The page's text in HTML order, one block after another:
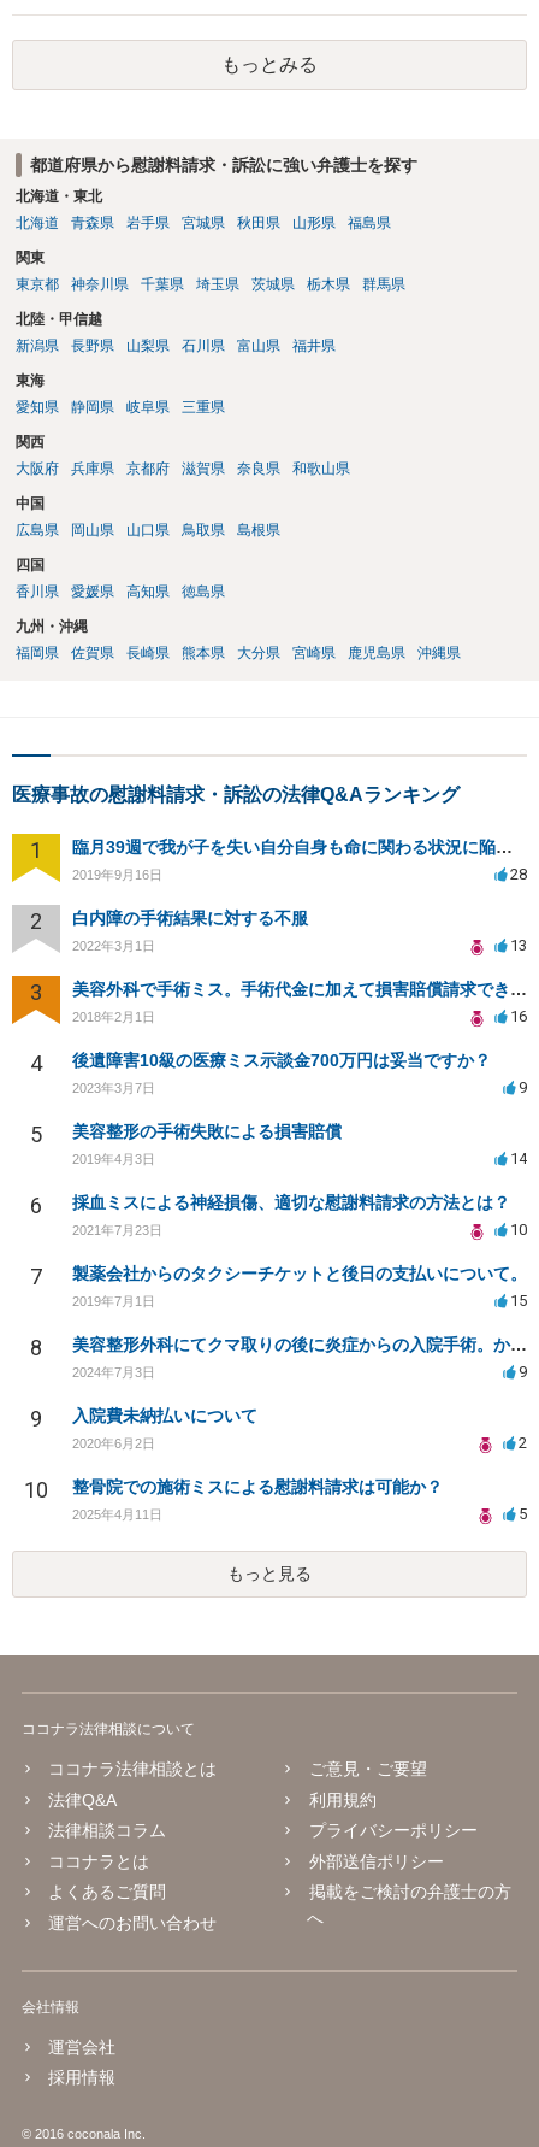
叶わなくなったことについては、慰謝料を主張したいところです。こ
の点、ご相談者様ご夫婦、特に奥様のご年齢は、主張内容に影響を及
ぼす要因となるでしょう。すなわち、加齢による妊孕性の低下や治療
開始時43歳未満という保険適用の制約からすれば、ご年齢が高ければ
がより大きくなると評価できるからです。 このように見積もられる慰
しょう。そうすると、金額については増額が見込まれるます。 以上述
べましたが、不妊治療における通院頻度、通院のタイミングの限定性
や診察、侵襲等の身体への負荷等の様々な負担は、相当程度女性側の
方が高いでしょう。奥様が（文面からご相談者様はご主人様と拝察し
をよく確認することが適切な解決に向かうためには重要だと考えま
す。
ず、あっても、一定の検討をしないと算定は難しいと思いますので、
一般的には無料相談で確度の高い回答は得られないと思われます。 現
在の提案額で不満という場合、一般的には弁護士に依頼をして訴訟と
いう手続きをとったほうが、時間と手間はかかりますが、賠償額は多
もっとみる
都道府県から慰謝料請求・訴訟に強い弁護士を探す
北海道・東北
北海道
青森県 岩手県 宮城県 秋田県 山形県 福島県
関東
東京都
神奈川県 千葉県 埼玉県 茨城県 栃木県 群馬県
北陸・甲信越
新潟県
長野県 山梨県 石川県 富山県 福井県
東海
愛知県
静岡県 岐阜県 三重県
関西
大阪府
兵庫県 京都府 滋賀県 奈良県 和歌山県
中国
広島県
岡山県 山口県 鳥取県 島根県
四国
香川県
愛媛県 高知県 徳島県
九州・沖縄
福岡県
佐賀県 長崎県 熊本県 大分県 宮崎県 鹿児島県 沖縄県
医療事故の慰謝料請求・訴訟の法律Q&Aランキング
1 臨月39週で我が子を失い自分自身も命に関わる状況に陥り病院側を訴える事が出来ますか？
2019年9月16日 28
2 白内障の手術結果に対する不服
2022年3月1日 13
3 美容外科で手術ミス。手術代金に加えて損害賠償請求できますか？
2018年2月1日 16
4 後遺障害10級の医療ミス示談金700万円は妥当ですか？
2023年3月7日 9
5 美容整形の手術失敗による損害賠償
2019年4月3日 14
6 採血ミスによる神経損傷、適切な慰謝料請求の方法とは？
2021年7月23日 10
7 製薬会社からのタクシーチケットと後日の支払いについて。
2019年7月1日 15
8 美容整形外科にてクマ取りの後に炎症からの入院手術。かかった費用を負担して欲しい。
2024年7月3日 9
9 入院費未納払いについて
2020年6月2日 2
10 整骨院での施術ミスによる慰謝料請求は可能か？
2025年4月11日 5
もっと見る
ココナラ法律相談について
ココナラ法律相談とは
法律Q&A
法律相談コラム
ココナラとは
よくあるご質問
運営へのお問い合わせ
ご意見・ご要望
利用規約
プライバシーポリシー
外部送信ポリシー
掲載をご検討の弁護士の方
へ
会社情報
運営会社
採用情報
© 2016 coconala Inc.